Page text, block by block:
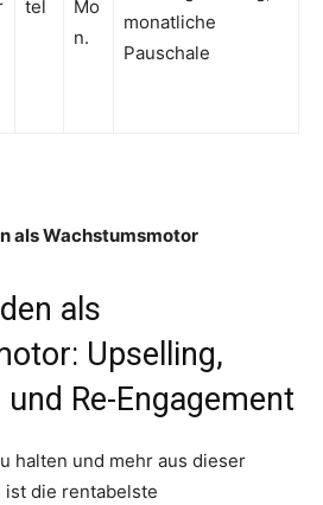
tel
Mo
n.
monatliche
Pauschale
als Wachstumsmotor
als
Upselling,
Re-Engagement
halten und mehr aus dieser
ist die rentabelste